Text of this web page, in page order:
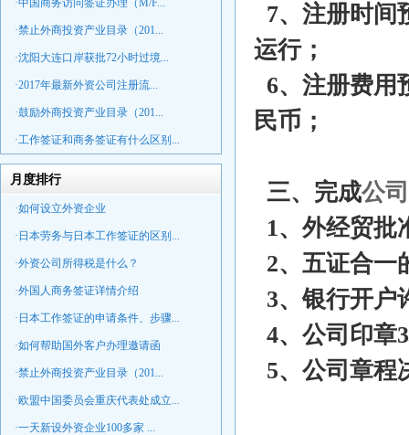
·中国商务访问签证办理（M/F...
·禁止外商投资产业目录（201...
·沈阳大连口岸获批72小时过境...
·2017年最新外资公司注册流...
·鼓励外商投资产业目录（201...
·工作签证和商务签证有什么区别...
月度排行
·如何设立外资企业
·日本劳务与日本工作签证的区别...
·外资公司所得税是什么？
·外国人商务签证详情介绍
·日本工作签证的申请条件、步骤...
·如何帮助国外客户办理邀请函
·禁止外商投资产业目录（201...
·欧盟中国委员会重庆代表处成立...
·一天新设外资企业100多家 ...
7、注册时间
运行；
6、注册费用
民币；
三、完成公
1、外经贸批
2、五证合一
3、银行开户
4、公司印章
5、公司章程